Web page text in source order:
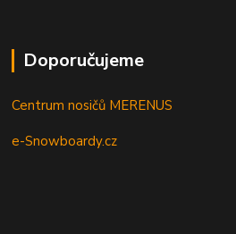
Doporučujeme
Centrum nosičů MERENUS
e-Snowboardy.cz